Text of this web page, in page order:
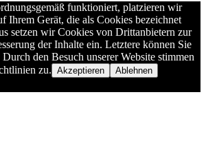
funktioniert, platzieren wir
Ihrem Gerät, die als Cookies bezeichnet
setzen wir Cookies von Drittanbietern zur
der Inhalte ein. Letztere können Sie
den Besuch unserer Website stimmen
zu. Akzeptieren
Ablehnen